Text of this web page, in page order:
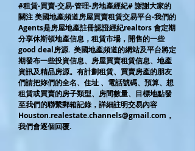
#租賃-買賣-交易-管理-房地產經紀# 謝謝大家的
關注 美國地產頻道房屋買賣租賃交易平台-我們的
Agents是房屋地產註冊認證經紀realtors 會定期
分享休斯頓地產信息，租賃市場，開售的一些
good deal房源. 美國地產頻道的網站及平台將定
期發布一些投資信息、房屋買賣租賃信息、地產
資訊及精品房源。有計劃租賃、買賣房產的朋友
們請把妳們的全名、住址 、電話號碼、預算、想
租賃或買賣的房子類型、房間數量、目標地點發
至我們的聯繫郵箱記錄，詳細註明交易內容
Houston.realestate.channels@gmail.com ，
我們會逐個回覆.